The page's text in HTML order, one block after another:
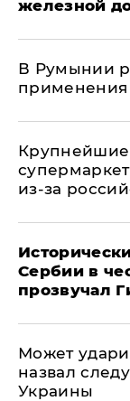
железной
В Румынии
Крупнейшие
из-за
Сербии в
прозвучал
Может
назвал
Украины